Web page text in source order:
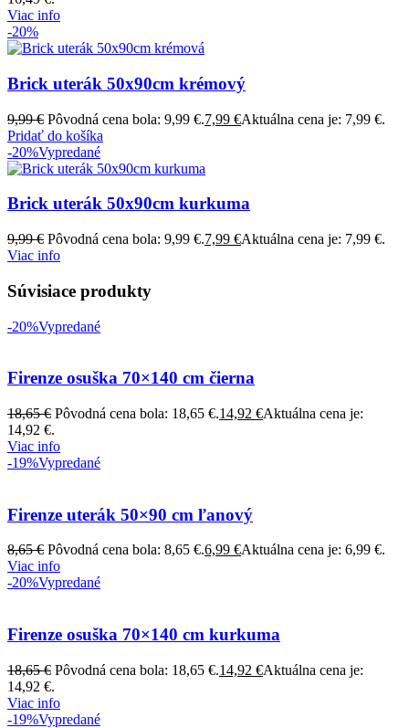
Viac info
-20%
Brick uterák 50x90cm krémový
9,99€ Pôvodná cena bola: 9,99 €.7,99 €Aktuálna cena je: 7,99 €.
Pridať do košíka
-20%Vypredané
Brick uterák 50x90cm kurkuma
9,99€ Pôvodná cena bola: 9,99 €.7,99 €Aktuálna cena je: 7,99 €.
Viac info
Súvisiace produkty
-20%Vypredané
Firenze osuška 70×140 cm čierna
18,65€ Pôvodná cena bola: 18,65 €.14,92 €Aktuálna cena je:
14,92 €.
Viac info
-19%Vypredané
Firenze uterák 50×90 cm ľanový
8,65€ Pôvodná cena bola: 8,65 €.6,99 €Aktuálna cena je: 6,99 €.
Viac info
-20%Vypredané
Firenze osuška 70×140 cm kurkuma
18,65€ Pôvodná cena bola: 18,65 €.14,92 €Aktuálna cena je:
14,92 €.
Viac info
-19%Vypredané